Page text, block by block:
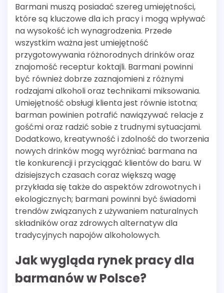
Barmani muszą posiadać szereg umiejętności,
które są kluczowe dla ich pracy i mogą wpływać
na wysokość ich wynagrodzenia. Przede
wszystkim ważna jest umiejętność
przygotowywania różnorodnych drinków oraz
znajomość receptur koktajli. Barmani powinni
być również dobrze zaznajomieni z różnymi
rodzajami alkoholi oraz technikami miksowania.
Umiejętność obsługi klienta jest równie istotna;
barman powinien potrafić nawiązywać relacje z
gośćmi oraz radzić sobie z trudnymi sytuacjami.
Dodatkowo, kreatywność i zdolność do tworzenia
nowych drinków mogą wyróżniać barmana na
tle konkurencji i przyciągać klientów do baru. W
dzisiejszych czasach coraz większą wagę
przykłada się także do aspektów zdrowotnych i
ekologicznych; barmani powinni być świadomi
trendów związanych z używaniem naturalnych
składników oraz zdrowych alternatyw dla
tradycyjnych napojów alkoholowych.
Jak wygląda rynek pracy dla
barmanów w Polsce?